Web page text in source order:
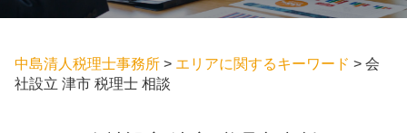
中島清人税理士事務所 > エリアに関するキーワード > 会
社設立 津市 税理士 相談